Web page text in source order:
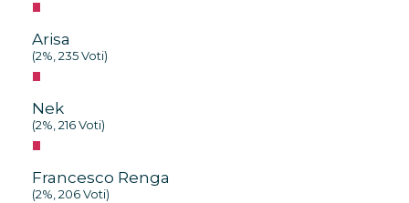
Arisa
(2%, 235 Voti)
Nek
(2%, 216 Voti)
Francesco Renga
(2%, 206 Voti)